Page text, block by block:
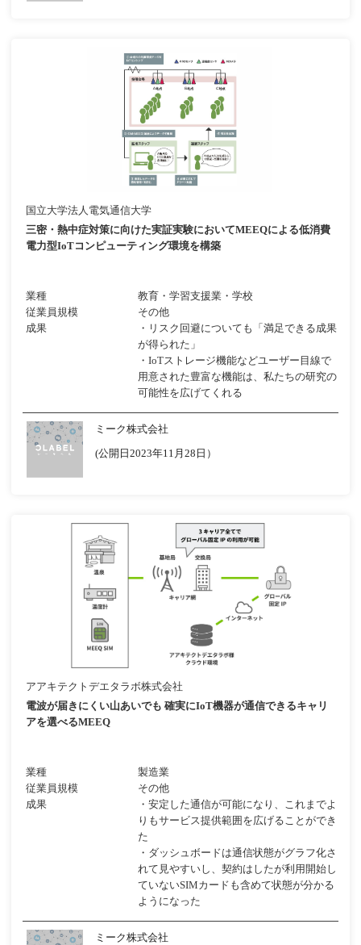
国立大学法人電気通信大学
三密・熱中症対策に向けた実証実験においてMEEQによる低消費
電力型IoTコンピューティング環境を構築
業種
教育・学習支援業・学校
従業員規模
その他
成果
・リスク回避についても「満足できる成果
が得られた」
・IoTストレージ機能などユーザー目線で
用意された豊富な機能は、私たちの研究の
可能性を広げてくれる
ミーク株式会社
(公開日2023年11月28日）
アアキテクトデエタラボ株式会社
電波が届きにくい山あいでも 確実にIoT機器が通信できるキャリ
アを選べるMEEQ
業種
製造業
従業員規模
その他
成果
・安定した通信が可能になり、これまでよ
りもサービス提供範囲を広げることができ
た
・ダッシュボードは通信状態がグラフ化さ
れて見やすいし、契約はしたが利用開始し
ていないSIMカードも含めて状態が分かる
ようになった
ミーク株式会社